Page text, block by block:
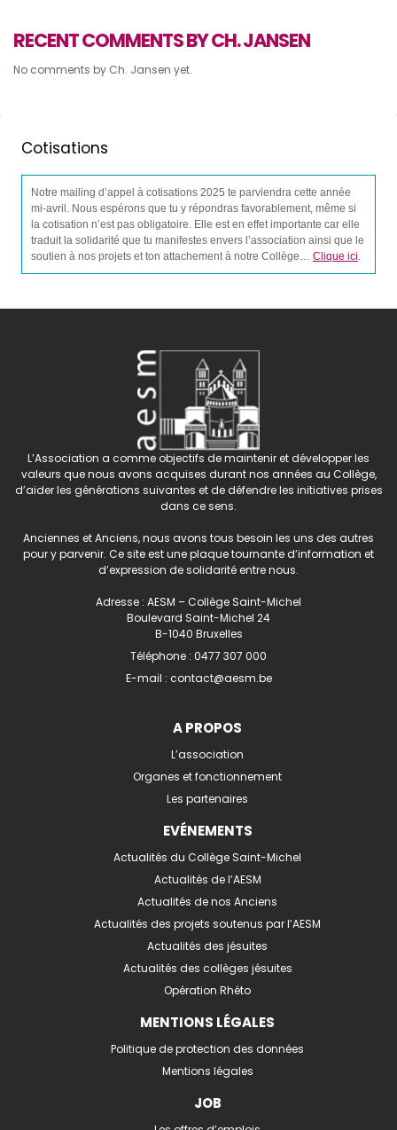
RECENT COMMENTS BY CH. JANSEN
No comments by Ch. Jansen yet.
Cotisations
Notre mailing d’appel à cotisations 2025 te parviendra cette année
mi-avril. Nous espérons que tu y répondras favorablement, même si
la cotisation n’est pas obligatoire. Elle est en effet importante car elle
traduit la solidarité que tu manifestes envers l’association ainsi que le
soutien à nos projets et ton attachement à notre Collège… Clique ici
L’Association a comme objectifs de maintenir et développer les
valeurs que nous avons acquises durant nos années au Collège,
d’aider les générations suivantes et de défendre les initiatives prises
dans ce sens.
Anciennes et Anciens, nous avons tous besoin les uns des autres
pour y parvenir. Ce site est une plaque tournante d’information et
d’expression de solidarité entre nous.
Adresse : AESM – Collège Saint-Michel
Boulevard Saint-Michel 24
B-1040 Bruxelles
Téléphone : 0477 307 000
E-mail : contact@aesm.be
A PROPOS
L’association
Organes et fonctionnement
Les partenaires
EVÉNEMENTS
Actualités du Collège Saint-Michel
Actualités de l’AESM
Actualités de nos Anciens
Actualités des projets soutenus par l’AESM
Actualités des jésuites
Actualités des collèges jésuites
Opération Rhéto
MENTIONS LÉGALES
Politique de protection des données
Mentions légales
JOB